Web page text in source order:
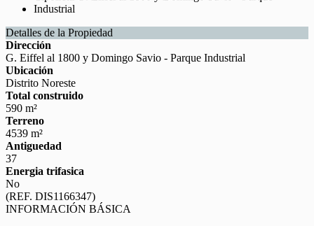
Detalles de la Propiedad
Dirección
G. Eiffel al 1800 y Domingo Savio - Parque Industrial
Ubicación
Distrito Noreste
Total construido
590 m²
Terreno
4539 m²
Antiguedad
37
Energia trifasica
No
(REF. DIS1166347)
INFORMACIÓN BÁSICA